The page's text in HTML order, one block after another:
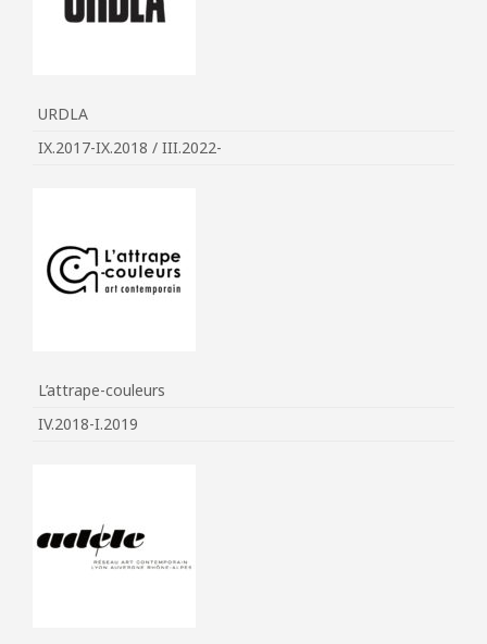
URDLA
IX.2017-IX.2018 / III.2022-
L’attrape-couleurs
IV.2018-I.2019